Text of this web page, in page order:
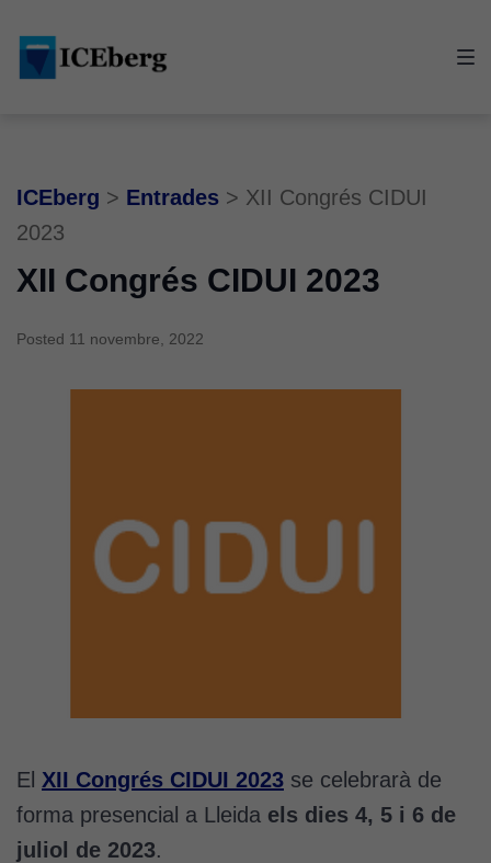
main
content
footer
ICEberg > Entrades > XII Congrés CIDUI
2023
XII Congrés CIDUI 2023
Posted 11 novembre, 2022
El XII Congrés CIDUI 2023 se celebrarà de
forma presencial a Lleida els dies 4, 5 i 6 de
juliol de 2023.